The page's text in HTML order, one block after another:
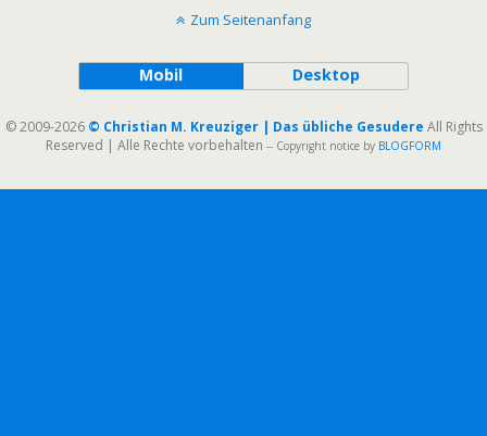
Zum Seitenanfang
Mobil Desktop
© 2009-2026 © Christian M. Kreuziger | Das übliche Gesudere All Rights
Reserved | Alle Rechte vorbehalten -- Copyright notice by BLOGFORM